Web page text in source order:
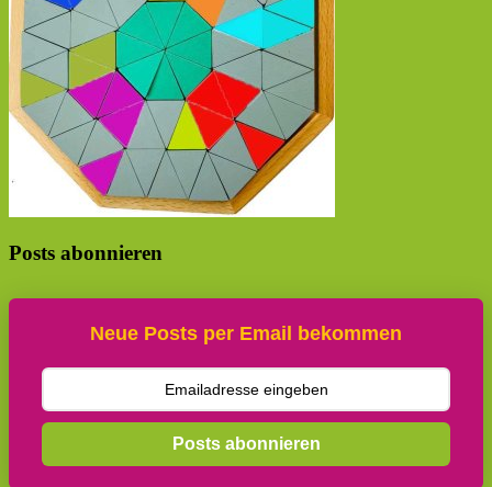
Posts abonnieren
Neue Posts per Email bekommen
Posts abonnieren